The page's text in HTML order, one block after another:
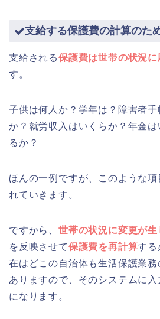
支給する保護費の計算のた
支給される保護費は世帯の状況に
す。
子供は何人か？学年は？障害者
か？就労収入はいくらか？年金
るか？
ほんの一例ですが、このような項
れていきます。
ですから、 世帯の状況に変更が生
を反映させて保護費を再計算する
在はどこの自治体も生活保護業
ありますので、そのシステムに入
になります。